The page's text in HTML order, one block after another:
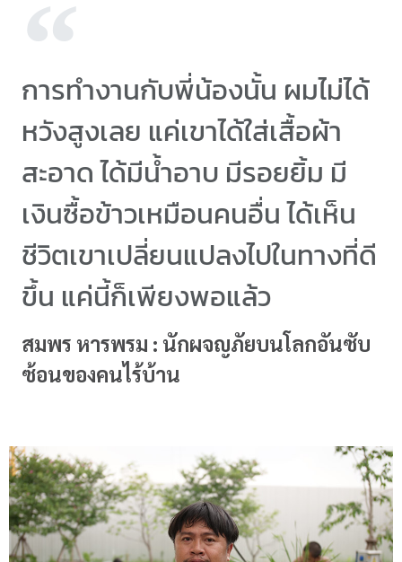
การทำงานกับพี่น้องนั้น ผมไม่ได้
หวังสูงเลย แค่เขาได้ใส่เสื้อผ้า
สะอาด ได้มีน้ำอาบ มีรอยยิ้ม มี
เงินซื้อข้าวเหมือนคนอื่น ได้เห็น
ชีวิตเขาเปลี่ยนแปลงไปในทางที่ดี
ขึ้น แค่นี้ก็เพียงพอแล้ว
สมพร หารพรม : นักผจญภัยบนโลกอันซับ
ซ้อนของคนไร้บ้าน